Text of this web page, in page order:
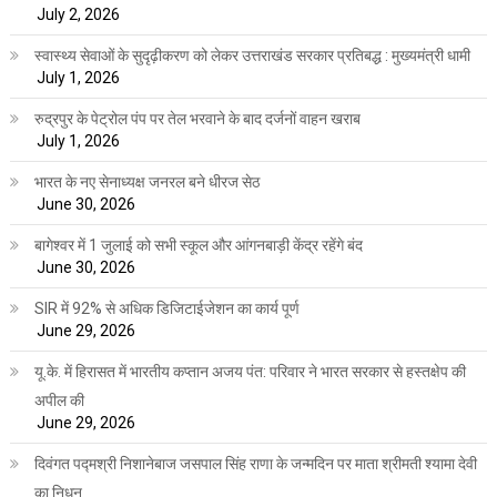
July 2, 2026
स्वास्थ्य सेवाओं के सुदृढ़ीकरण को लेकर उत्तराखंड सरकार प्रतिबद्ध : मुख्यमंत्री धामी
July 1, 2026
रुद्रपुर के पेट्रोल पंप पर तेल भरवाने के बाद दर्जनों वाहन खराब
July 1, 2026
भारत के नए सेनाध्यक्ष जनरल बने धीरज सेठ
June 30, 2026
बागेश्वर में 1 जुलाई को सभी स्कूल और आंगनबाड़ी केंद्र रहेंगे बंद
June 30, 2026
SIR में 92% से अधिक डिजिटाईजेशन का कार्य पूर्ण
June 29, 2026
यू.के. में हिरासत में भारतीय कप्तान अजय पंत: परिवार ने भारत सरकार से हस्तक्षेप की
अपील की
June 29, 2026
दिवंगत पद्मश्री निशानेबाज जसपाल सिंह राणा के जन्मदिन पर माता श्रीमती श्यामा देवी
का निधन